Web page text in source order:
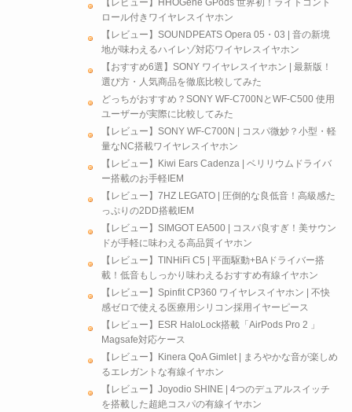
【レビュー】HHOGene GPods 世界初！ライトコント
ロール付きワイヤレスイヤホン
【レビュー】SOUNDPEATS Opera 05・03 | 音の新境
地が味わえるハイレゾ対応ワイヤレスイヤホン
【おすすめ6選】SONY ワイヤレスイヤホン | 最新版！
選び方・人気商品を徹底比較してみた
どっちがおすすめ？SONY WF-C700NとWF-C500 使用
ユーザーが実際に比較してみた
【レビュー】SONY WF-C700N | コスパ微妙？小型・軽
量なNC搭載ワイヤレスイヤホン
【レビュー】Kiwi Ears Cadenza | ベリリウムドライバ
ー搭載のお手軽IEM
【レビュー】7HZ LEGATO | 圧倒的な良低音！高級感た
っぷりの2DD搭載IEM
【レビュー】SIMGOT EA500 | コスパ良すぎ！美サウン
ドが手軽に味わえる高品質イヤホン
【レビュー】TINHiFi C5 | 平面駆動+BAドライバー搭
載！低音もしっかり味わえるおすすめ有線イヤホン
【レビュー】Spinfit CP360 ワイヤレスイヤホン | 不快
感ゼロで使える医療用シリコン採用イヤーピース
【レビュー】ESR HaloLock搭載「AirPods Pro 2 」
Magsafe対応ケース
【レビュー】‎Kinera QoA Gimlet | まろやかな音が楽しめ
るエレガントな有線イヤホン
【レビュー】Joyodio SHINE | 4つのデュアルスイッチ
を搭載した超絶コスパの有線イヤホン